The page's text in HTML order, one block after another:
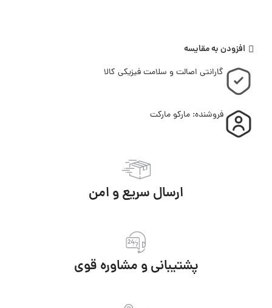
افزودن به مقایسه
گارانتی اصالت و سلامت فیزیکی کالا
فروشنده: مارکو مارکت
ارسال سریع و امن
پشتیبانی و مشاوره قوی